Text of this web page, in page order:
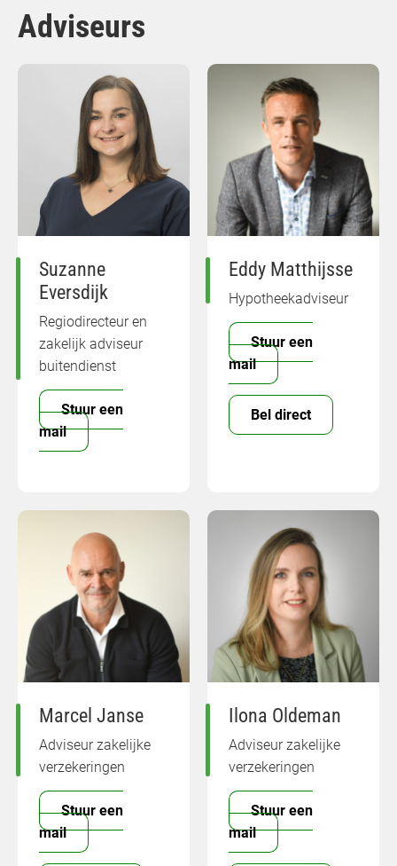
Adviseurs
Suzanne
Eversdijk
Regiodirecteur en
zakelijk adviseur
buitendienst
Stuur een
mail
Eddy Matthijsse
Hypotheekadviseur
Stuur een
mail
Bel direct
Marcel Janse
Adviseur zakelijke
verzekeringen
Stuur een
mail
Ilona Oldeman
Adviseur zakelijke
verzekeringen
Stuur een
mail